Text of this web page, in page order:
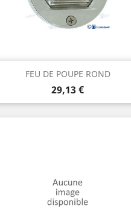
FEU DE POUPE ROND
Prix
29,13 €
 Aperçu rapide